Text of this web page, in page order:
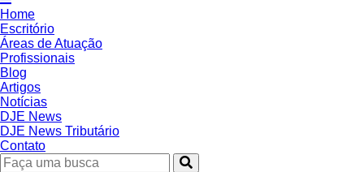
Home
Escritório
Áreas de Atuação
Profissionais
Blog
Artigos
Notícias
DJE News
DJE News Tributário
Contato